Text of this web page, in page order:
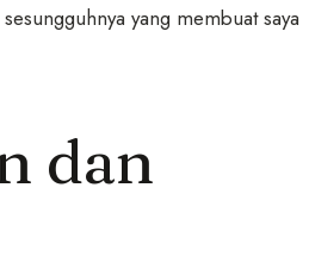
yang membuat saya
dan